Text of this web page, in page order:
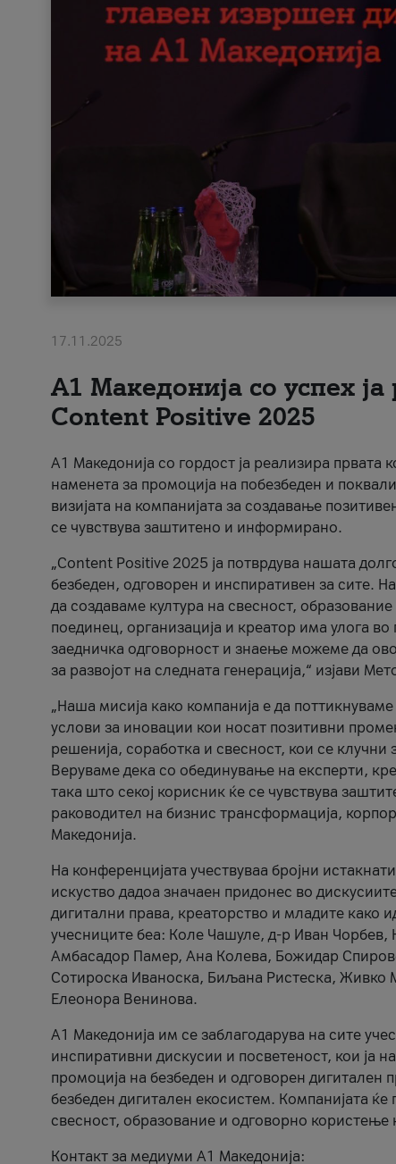
17.11.2025
А1 Македонија со успех
Content Positive 2025
А1 Македонија со гордост ја реализира
наменета за промоција на побезбеден и
визијата на компанијата за создавање
се чувствува заштитено и информирано.
„Content Positive 2025 ја потврдува нашата
безбеден, одговорен и инспиративен за сите.
да создаваме култура на свесност,
поединец, организација и креатор има улога
заедничка одговорност и знаење можеме да
за развојот на следната генерација,“ изјави
„Наша мисија како компанија е да
услови за иновации кои носат позитивни
решенија, соработка и свесност, кои се
Веруваме дека со обединување на експерти,
така што секој корисник ќе се чувствува
раководител на бизнис трансформација,
Македонија.
На конференцијата учествуваа бројни
искуство дадоа значаен придонес во
дигитални права, креаторство и младите како
учесниците беа: Коле Чашуле, д-р Иван
Амбасадор Памер, Ана Колева, Божидар
Сотироска Иваноска, Биљана Ристеска, Живко
Елеонора Венинова.
А1 Македонија им се заблагодарува на сите
инспиративни дискусии и посветеност, кои ја
промоција на безбеден и одговорен дигитален
безбеден дигитален екосистем. Компанијата
свесност, образование и одговорно користење
Контакт за медиуми А1 Македонија: